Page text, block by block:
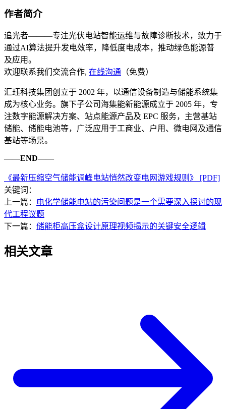
作者简介
追光者———专注光伏电站智能运维与故障诊断技术，致力于
通过AI算法提升发电效率，降低度电成本，推动绿色能源普
及应用。
欢迎联系我们交流合作, 在线沟通 （免费）
汇珏科技集团创立于 2002 年，以通信设备制造与储能系统集
成为核心业务。旗下子公司海集能新能源成立于 2005 年，专
注数字能源解决方案、站点能源产品及 EPC 服务，主营基站
储能、储能电池等，广泛应用于工商业、户用、微电网及通信
基站等场景。
——END——
《最新压缩空气储能调峰电站悄然改变电网游戏规则》 [PDF]
关键词：
上一篇：
电化学储能电站的污染问题是一个需要深入探讨的现
代工程议题
下一篇： 储能柜高压盒设计原理视频揭示的关键安全逻辑
相关文章